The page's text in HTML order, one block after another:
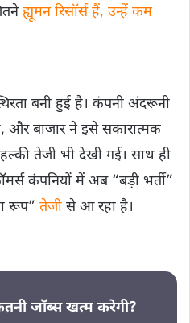
ह्यूमन रिसॉर्स हैं, उन्हें कम
बनी हुई है। कंपनी अंदरूनी
और बाजार ने इसे सकारात्मक
तेजी भी देखी गई। साथ ही
कंपनियों में अब “बड़ी भर्ती”
रूप” तेजी से आ रहा है।
जॉब्स खत्म करेगी?